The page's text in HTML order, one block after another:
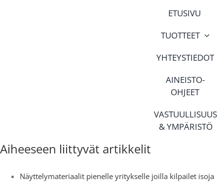
ETUSIVU
TUOTTEET
YHTEYSTIEDOT
AINEISTO-
OHJEET
VASTUULLISUUS
& YMPÄRISTÖ
Aiheeseen liittyvät artikkelit
Näyttelymateriaalit pienelle yritykselle joilla kilpailet isoja